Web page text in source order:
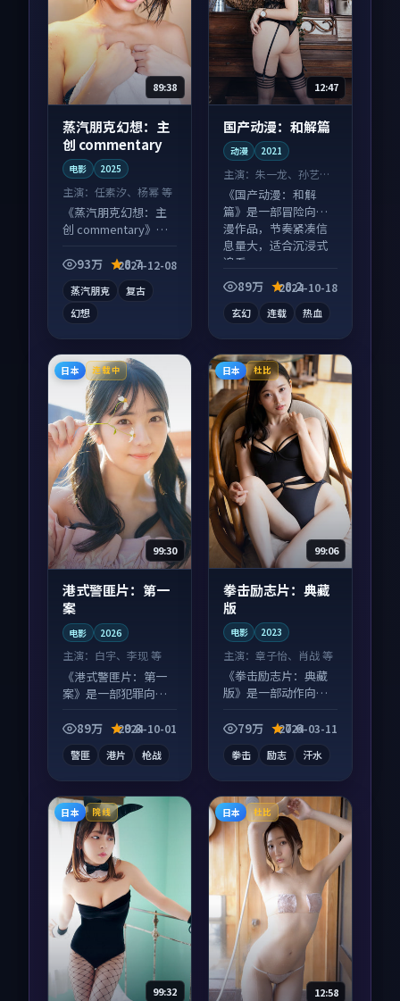
89:38
蒸汽朋克幻想：主
创 commentary
电影 2025
主演： 任素汐、杨幂 等
《蒸汽朋克幻想：主
创 commentary》是
品，类型元素齐全，
93万 8.7
2024-12-08
蒸汽朋克
复古
幻想
12:47
国产动漫：和解篇
动漫 2021
主演：朱一龙、孙艺珍
等
《国产动漫：和解
篇》是一部冒险向动
漫作品，节奏紧凑信
息量大，适合沉浸式
追看。
89万
8.2
2024-10-18
玄幻 连载 热血
日本 连载中
99:30
港式警匪片：第一
案
电影 2026
主演： 白宇、李现 等
《港式警匪片：第一
案》是一部犯罪向电
酵，适合周末一口气
89万 9.8
2024-10-01
警匪 港片 枪战
日本 杜比
99:06
拳击励志片：典藏
版
电影 2023
主演：章子怡、肖战 等
《拳击励志片：典藏
版》是一部动作向电
线，配乐与镜头配合
79万 7.6
2024-03-11
拳击 励志 汗水
日本 院线
99:32
日本 杜比
12:58